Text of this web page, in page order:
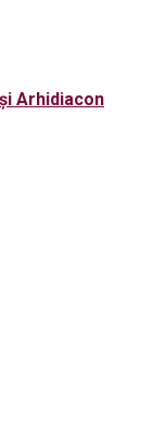
Arhidiacon